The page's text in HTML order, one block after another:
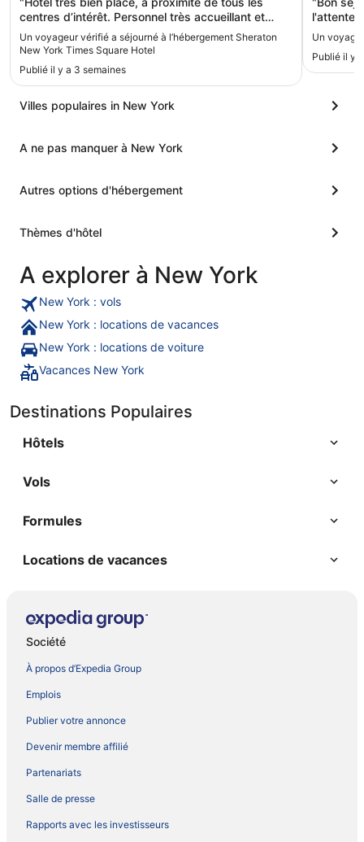
centres d’intérêt. Personnel très accueillant et
disponible. Hôtel un peu dans son jus, et les lits
sont beaucoup trop petits! C’était presque des lits
simples mais pour 2 personnes. Les nuits étaient
compliquées. Mis à part ce détail, tout était nickel.
Je recommande l’hôtel mais attention aux tailles de
lits."
Un voyageur vérifié a séjourné à l’hébergement Sheraton
New York Times Square Hotel
Publié il y a 3 semaines
l'attente
Un
Publié il y
Villes populaires in New York
A ne pas manquer à New York
Autres options d'hébergement
Thèmes d'hôtel
A explorer à New York
New York : vols
New York : locations de vacances
New York : locations de voiture
Vacances New York
Destinations Populaires
Hôtels
Vols
Formules
Locations de vacances
Société
À propos d’Expedia Group
Emplois
Publier votre annonce
Devenir membre affilié
Partenariats
Salle de presse
Rapports avec les investisseurs